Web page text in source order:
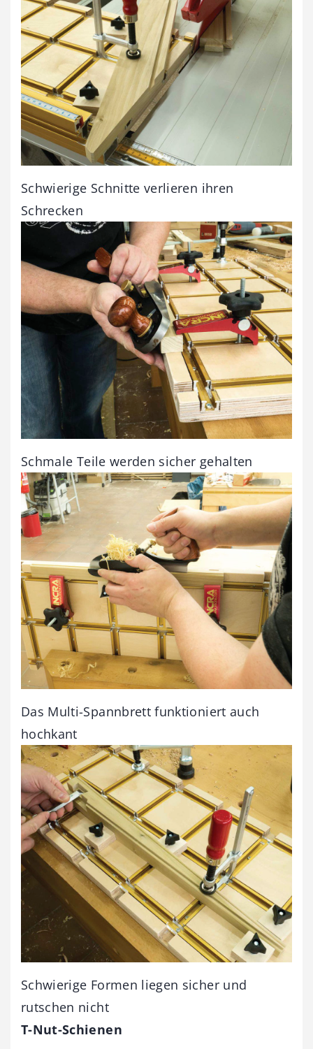
Schwierige Schnitte verlieren ihren
Schrecken
Schmale Teile werden sicher gehalten
Das Multi-Spannbrett funktioniert auch
hochkant
Schwierige Formen liegen sicher und
rutschen nicht
T-Nut-Schienen